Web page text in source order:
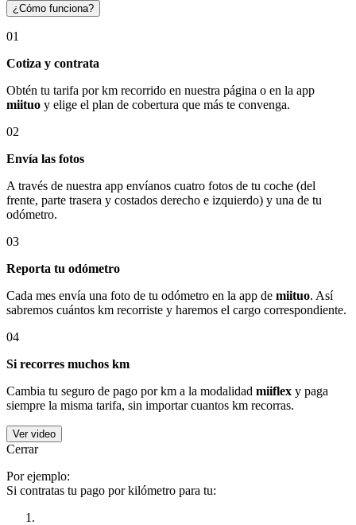
¿Cómo funciona?
01
Cotiza y contrata
Obtén tu tarifa por km recorrido en nuestra página o en la app
miituo y elige el plan de cobertura que más te convenga.
02
Envía las fotos
A través de nuestra app envíanos cuatro fotos de tu coche (del
frente, parte trasera y costados derecho e izquierdo) y una de tu
odómetro.
03
Reporta tu odómetro
Cada mes envía una foto de tu odómetro en la app de miituo. Así
sabremos cuántos km recorriste y haremos el cargo correspondiente.
04
Si recorres muchos km
Cambia tu seguro de pago por km a la modalidad miiflex y paga
siempre la misma tarifa, sin importar cuantos km recorras.
Ver video
Cerrar
Por ejemplo:
Si contratas tu pago por kilómetro para tu: